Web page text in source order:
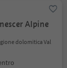
Alpine
dolomitica Val